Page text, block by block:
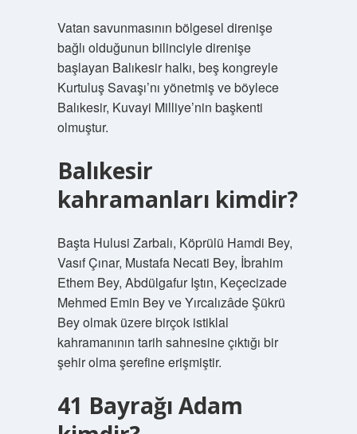
Vatan savunmasının bölgesel direnişe
bağlı olduğunun bilinciyle direnişe
başlayan Balıkesir halkı, beş kongreyle
Kurtuluş Savaşı’nı yönetmiş ve böylece
Balıkesir, Kuvayi Milliye’nin başkenti
olmuştur.
Balıkesir
kahramanları kimdir?
Başta Hulusi Zarbalı, Köprülü Hamdi Bey,
Vasıf Çınar, Mustafa Necati Bey, İbrahim
Ethem Bey, Abdülgafur Iştın, Keçecizade
Mehmed Emin Bey ve Yırcalızâde Şükrü
Bey olmak üzere birçok istiklal
kahramanının tarih sahnesine çıktığı bir
şehir olma şerefine erişmiştir.
41 Bayrağı Adam